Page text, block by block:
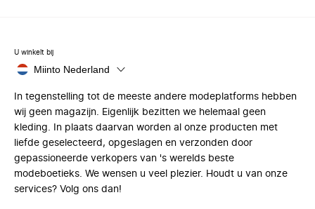
U winkelt bij
Miinto Nederland
In tegenstelling tot de meeste andere modeplatforms hebben
wij geen magazijn. Eigenlijk bezitten we helemaal geen
kleding. In plaats daarvan worden al onze producten met
liefde geselecteerd, opgeslagen en verzonden door
gepassioneerde verkopers van 's werelds beste
modeboetieks. We wensen u veel plezier. Houdt u van onze
services? Volg ons dan!